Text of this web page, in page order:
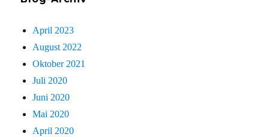
April 2023
August 2022
Oktober 2021
Juli 2020
Juni 2020
Mai 2020
April 2020